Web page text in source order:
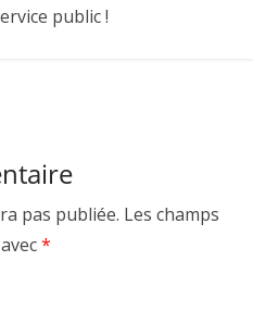
public !
pas publiée. Les champs
*